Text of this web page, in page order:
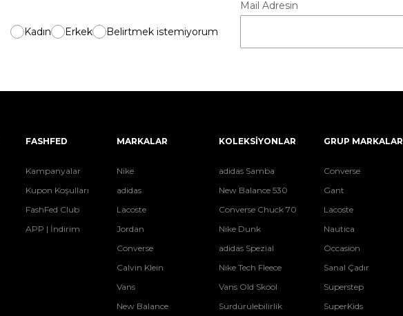
Kadın Erkek Belirtmek istemiyorum
Mail Adresin
FASHFED
Kampanyalar
Kupon Koşulları
FashFed Club
APP | İndirim
MARKALAR
Nike
adidas
Lacoste
Jordan
Converse
Calvin Klein
Vans
New Balance
KOLEKSİYONLAR
adidas Samba
New Balance 530
Converse Chuck 70
Nike Dunk
adidas Spezial
Nike Tech Fleece
Vans Old Skool
Sürdürülebilirlik
GRUP MARKALAR
Converse
Gant
Lacoste
Nautica
Occasion
Sanal Çadır
Superstep
SuperKids